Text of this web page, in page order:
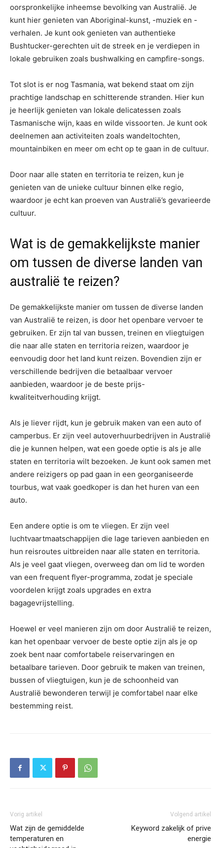
oorspronkelijke inheemse bevolking van Australië. Je
kunt hier genieten van Aboriginal-kunst, -muziek en -
verhalen. Je kunt ook genieten van authentieke
Bushtucker-gerechten uit de streek en je verdiepen in
lokale gebruiken zoals bushwalking en campfire-songs.
Tot slot is er nog Tasmania, wat bekend staat om zijn
prachtige landschap en schitterende stranden. Hier kun
je heerlijk genieten van lokale delicatessen zoals
Tasmanische wijn, kaas en wilde vissoorten. Je kunt ook
deelnemen aan activiteiten zoals wandeltochten,
mountainbiken en meer om echt op te gaan in de cultuur.
Door naar alle staten en territoria te reizen, kun je
genieten van de unieke cultuur binnen elke regio,
waardoor je echt kan proeven van Australië’s gevarieerde
cultuur.
Wat is de gemakkelijkste manier
om tussen de diverse landen van
australië te reizen?
De gemakkelijkste manier om tussen de diverse landen
van Australië te reizen, is door het openbare vervoer te
gebruiken. Er zijn tal van bussen, treinen en vliegtuigen
die naar alle staten en territoria reizen, waardoor je
eenvoudig door het land kunt reizen. Bovendien zijn er
verschillende bedrijven die betaalbaar vervoer
aanbieden, waardoor je de beste prijs-
kwaliteitverhouding krijgt.
Als je liever rijdt, kun je gebruik maken van een auto of
camperbus. Er zijn veel autoverhuurbedrijven in Australië
die je kunnen helpen, wat een goede optie is als je alle
staten en territoria wilt bezoeken. Je kunt ook samen met
andere reizigers op pad gaan in een georganiseerde
tourbus, wat vaak goedkoper is dan het huren van een
auto.
Een andere optie is om te vliegen. Er zijn veel
luchtvaartmaatschappijen die lage tarieven aanbieden en
hun reisroutes uitbreiden naar alle staten en territoria.
Als je veel gaat vliegen, overweeg dan om lid te worden
van een frequent flyer-programma, zodat je speciale
voordelen krijgt zoals upgrades en extra
bagagevrijstelling.
Hoewel er veel manieren zijn om door Australië te reizen,
kan het openbaar vervoer de beste optie zijn als je op
zoek bent naar comfortabele reiservaringen en
betaalbare tarieven. Door gebruik te maken van treinen,
bussen of vliegtuigen, kun je de schoonheid van
Australië bewonderen terwijl je comfortabel naar elke
bestemming reist.
Vorig artikel
Wat zijn de gemiddelde
temperaturen en
Volgend artikel
Keyword zakelijk of prive
energie